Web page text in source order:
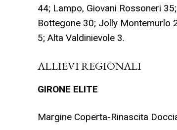
44; Lampo, Giovani Rossoneri
Bottegone 30; Jolly Montemurlo
5; Alta Valdinievole 3.
ALLIEVI REGIONALI
GIRONE ELITE
Margine Coperta-Rinascita